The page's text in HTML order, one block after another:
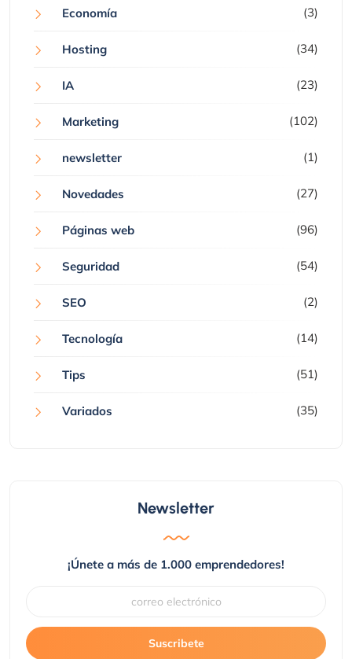
Economía (3)
Hosting (34)
IA (23)
Marketing (102)
newsletter (1)
Novedades (27)
Páginas web (96)
Seguridad (54)
SEO (2)
Tecnología (14)
Tips (51)
Variados (35)
Newsletter
¡Únete a más de 1.000 emprendedores!
Suscribete